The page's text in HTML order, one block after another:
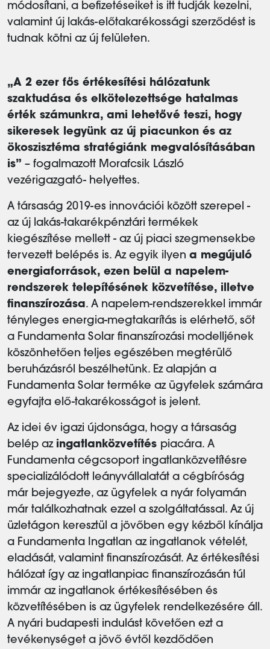
módosítani, a befizetéseiket is itt tudják kezelni,
valamint új lakás-előtakarékossági szerződést is
tudnak kötni az új felületen.
„A 2 ezer fős értékesítési hálózatunk
szaktudása és elkötelezettsége hatalmas
érték számunkra, ami lehetővé teszi, hogy
sikeresek legyünk az új piacunkon és az
ökoszisztéma stratégiánk megvalósításában
is” – fogalmazott Morafcsik László
vezérigazgató- helyettes.
A társaság 2019-es innovációi között szerepel -
az új lakás-takarékpénztári termékek
kiegészítése mellett - az új piaci szegmensekbe
tervezett belépés is. Az egyik ilyen a megújuló
energiaforrások, ezen belül a napelem-
rendszerek telepítésének közvetítése, illetve
finanszírozása. A napelem-rendszerekkel immár
tényleges energia-megtakarítás is elérhető, sőt
a Fundamenta Solar finanszírozási modelljének
köszönhetően teljes egészében megtérülő
beruházásról beszélhetünk. Ez alapján a
Fundamenta Solar terméke az ügyfelek számára
egyfajta elő-takarékosságot is jelent.
Az idei év igazi újdonsága, hogy a társaság
belép az ingatlanközvetítés piacára. A
Fundamenta cégcsoport ingatlanközvetítésre
specializálódott leányvállalatát a cégbíróság
már bejegyezte, az ügyfelek a nyár folyamán
már találkozhatnak ezzel a szolgáltatással. Az új
üzletágon keresztül a jövőben egy kézből kínálja
a Fundamenta Ingatlan az ingatlanok vételét,
eladását, valamint finanszírozását. Az értékesítési
hálózat így az ingatlanpiac finanszírozásán túl
immár az ingatlanok értékesítésében és
közvetítésében is az ügyfelek rendelkezésére áll.
A nyári budapesti indulást követően ezt a
tevékenységet a jövő évtől kezdődően